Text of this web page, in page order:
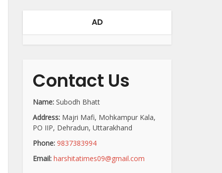
AD
Contact Us
Name: Subodh Bhatt
Address: Majri Mafi, Mohkampur Kala,
PO IIP, Dehradun, Uttarakhand
Phone: 9837383994
Email: harshitatimes09@gmail.com